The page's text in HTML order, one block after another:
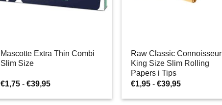
Mascotte Extra Thin Combi
Slim Size
€1,75 - €39,95Zakres
od
Raw Classic Connoisseur
King Size Slim Rolling
Papers i Tips
€1,95 - €39,95Zakres
od